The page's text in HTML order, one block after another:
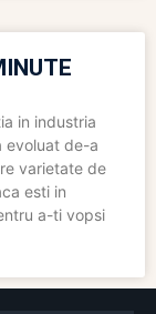
in industria
evoluat de-a
varietate de
esti in
a-ti vopsi